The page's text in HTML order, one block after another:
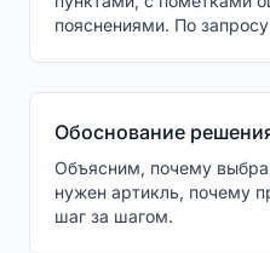
пояснениями. По
Обоснование
Объясним, почему
нужен артикль, почему
шаг за шагом.